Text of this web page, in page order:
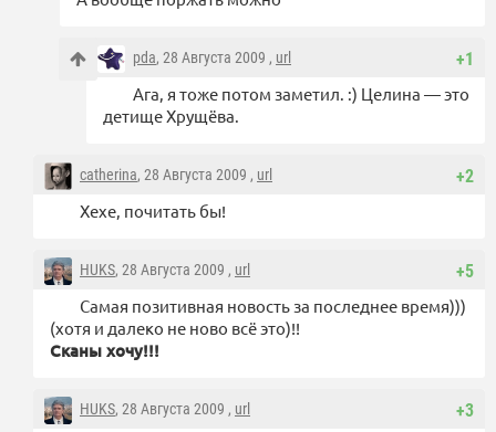
+1
pda, 28 Августа 2009 , url
Ага, я тоже потом заметил. :) Целина — это
детище Хрущёва.
+2
catherina, 28 Августа 2009 , url
Хехе, почитать бы!
+5
HUKS, 28 Августа 2009 , url
Самая позитивная новость за последнее время)))
(хотя и далеко не ново всё это)!!
Сканы хочу!!!
+3
HUKS, 28 Августа 2009 , url